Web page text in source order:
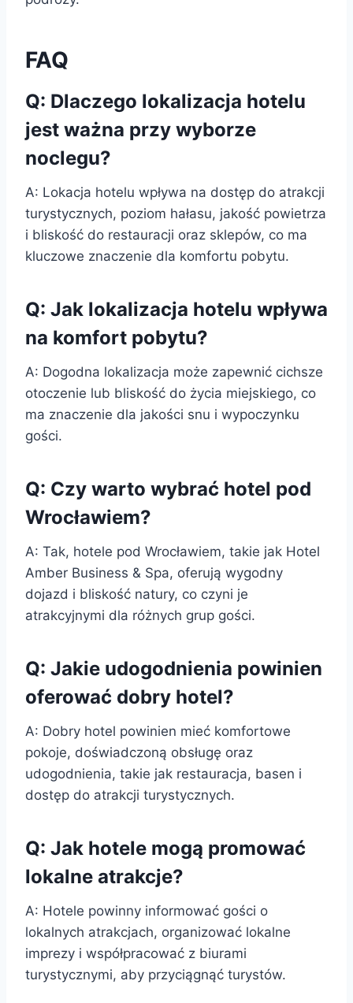
FAQ
Q: Dlaczego lokalizacja hotelu
jest ważna przy wyborze
noclegu?
A: Lokacja hotelu wpływa na dostęp do atrakcji
turystycznych, poziom hałasu, jakość powietrza
i bliskość do restauracji oraz sklepów, co ma
kluczowe znaczenie dla komfortu pobytu.
Q: Jak lokalizacja hotelu wpływa
na komfort pobytu?
A: Dogodna lokalizacja może zapewnić cichsze
otoczenie lub bliskość do życia miejskiego, co
ma znaczenie dla jakości snu i wypoczynku
gości.
Q: Czy warto wybrać hotel pod
Wrocławiem?
A: Tak, hotele pod Wrocławiem, takie jak Hotel
Amber Business & Spa, oferują wygodny
dojazd i bliskość natury, co czyni je
atrakcyjnymi dla różnych grup gości.
Q: Jakie udogodnienia powinien
oferować dobry hotel?
A: Dobry hotel powinien mieć komfortowe
pokoje, doświadczoną obsługę oraz
udogodnienia, takie jak restauracja, basen i
dostęp do atrakcji turystycznych.
Q: Jak hotele mogą promować
lokalne atrakcje?
A: Hotele powinny informować gości o
lokalnych atrakcjach, organizować lokalne
imprezy i współpracować z biurami
turystycznymi, aby przyciągnąć turystów.